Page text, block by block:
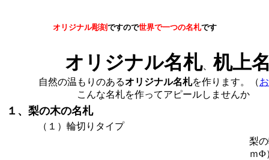
オリジナル彫刻ですので世界で一つの名札です
オリジナル名札、机上
自然の温もりのあるオリジナル名札を作ります。（
こんな名札を作ってアピールしません
１、梨の木の名札
（１）輪切りタイプ
梨
ｍΦ